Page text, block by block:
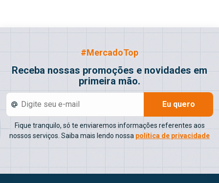
#MercadoTop
Receba nossas promoções e novidades em
primeira mão.
Eu quero
Fique tranquilo, só te enviaremos informações referentes aos
nossos serviços. Saiba mais lendo nossa política de privacidade